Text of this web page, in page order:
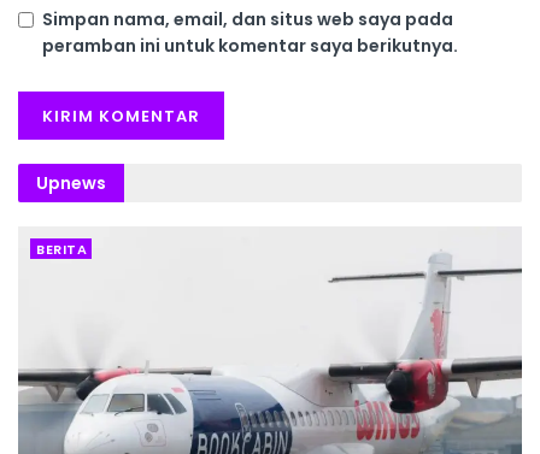
Simpan nama, email, dan situs web saya pada
peramban ini untuk komentar saya berikutnya.
Upnews
BERITA